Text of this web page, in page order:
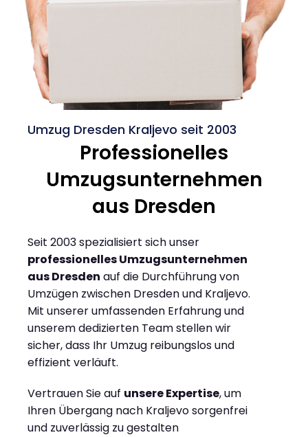
Umzug Dresden Kraljevo seit 2003
Professionelles
Umzugsunternehmen
aus Dresden
Seit 2003 spezialisiert sich unser
professionelles Umzugsunternehmen
aus Dresden auf die Durchführung von
Umzügen zwischen Dresden und Kraljevo.
Mit unserer umfassenden Erfahrung und
unserem dedizierten Team stellen wir
sicher, dass Ihr Umzug reibungslos und
effizient verläuft.
Vertrauen Sie auf unsere Expertise, um
Ihren Übergang nach Kraljevo sorgenfrei
und zuverlässig zu gestalten